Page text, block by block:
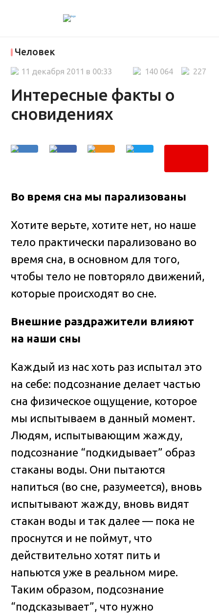
Человек
Интересные факты о
сновидениях
227
140 064
11 декабря 2011 в 00:33
Во время сна мы парализованы
Хотите верьте, хотите нет, но наше
тело практически парализовано во
время сна, в основном для того,
чтобы тело не повторяло движений,
которые происходят во сне.
Внешние раздражители влияют
на наши сны
Каждый из нас хоть раз испытал это
на себе: подсознание делает частью
сна физическое ощущение, которое
мы испытываем в данный момент.
Людям, испытывающим жажду,
подсознание “подкидывает” образ
стаканы воды. Они пытаются
напиться (во сне, разумеется), вновь
испытывают жажду, вновь видят
стакан воды и так далее — пока не
проснутся и не поймут, что
действительно хотят пить и
напьются уже в реальном мире.
Таким образом, подсознание
“подсказывает”, что нужно